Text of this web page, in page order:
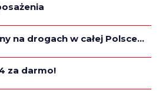
na drogach w całej Polsce…
za darmo!